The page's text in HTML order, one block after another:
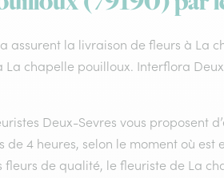
assurent la livraison de fleurs à La
La chapelle pouilloux. Interflora
Deux-Sevres vous proposent
de 4 heures, selon le moment où
fleurs de qualité, le fleuriste de La